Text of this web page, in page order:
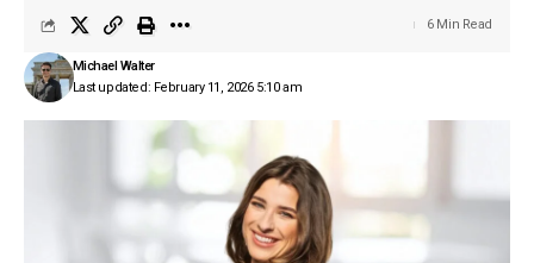
Last updated: February 11, 2026 5:10 am
Michael Walter
6 Min Read